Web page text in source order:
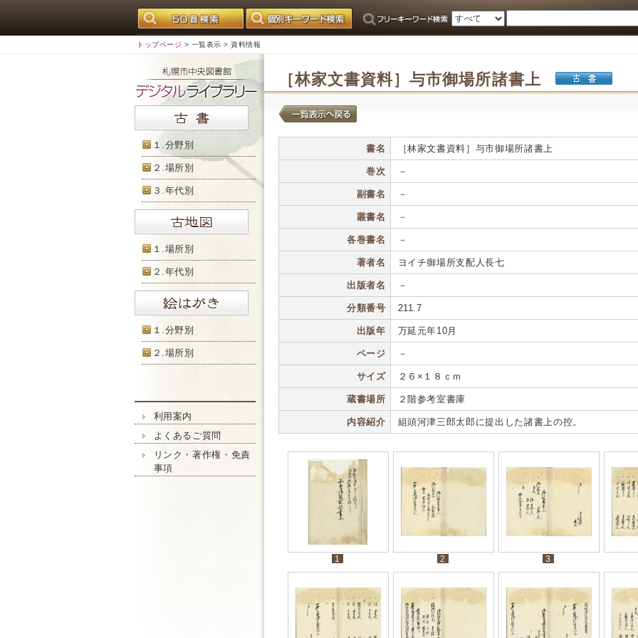
トップページ > 一覧表示 > 資料情報
１.分野別
２.場所別
３.年代別
１.場所別
２.年代別
１.分野別
２.場所別
利用案内
よくあるご質問
リンク・著作権・免責
事項
［林家文書資料］与市御場所諸書上
書名 ［林家文書資料］与市御場所諸書上
巻次 －
副書名 －
叢書名 －
各巻書名 －
著者名 ヨイチ御場所支配人長七
出版者名 －
分類番号 211.7
出版年 万延元年10月
ページ －
サイズ ２６×１８ｃｍ
蔵書場所 ２階参考室書庫
内容紹介 組頭河津三郎太郎に提出した諸書上の控。
1 2 3